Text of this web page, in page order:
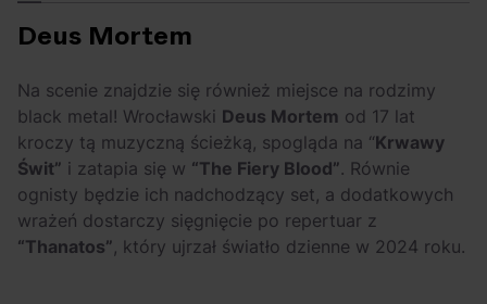
Deus Mortem
Na scenie znajdzie się również miejsce na rodzimy
black metal! Wrocławski Deus Mortem od 17 lat
kroczy tą muzyczną ścieżką, spogląda na “Krwawy
Świt” i zatapia się w “The Fiery Blood”. Równie
ognisty będzie ich nadchodzący set, a dodatkowych
wrażeń dostarczy sięgnięcie po repertuar z
“Thanatos” , który ujrzał światło dzienne w 2024 roku.